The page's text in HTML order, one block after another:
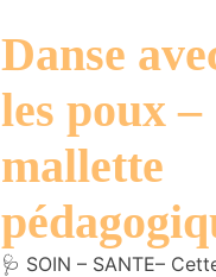
Danse
les poux –
mallette
🩺 SOIN – SANTE–